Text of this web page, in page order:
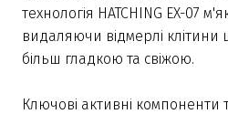
технологія HATCHING EX-07
видаляючи відмерлі клітини
більш гладкою та свіжою.
Ключові активні компоненти